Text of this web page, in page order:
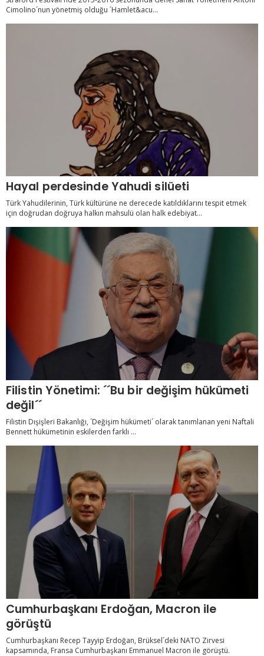
Cimolino´nun yönetmiş olduğu ´Hamlet&acu...
Hayal perdesinde Yahudi silüeti
Türk Yahudilerinin, Türk kültürüne ne derecede katıldıklarını tespit etmek
için doğrudan doğruya halkın mahsulü olan halk edebiyat...
Filistin Yönetimi: ´´Bu bir değişim hükümeti
değil´´
Filistin Dışişleri Bakanlığı, ´Değişim hükümeti´ olarak tanımlanan yeni Naftali
Bennett hükümetinin eskilerden farklı ...
Cumhurbaşkanı Erdoğan, Macron ile
görüştü
Cumhurbaşkanı Recep Tayyip Erdoğan, Brüksel´deki NATO Zirvesi
kapsamında, Fransa Cumhurbaşkanı Emmanuel Macron ile görüştü.